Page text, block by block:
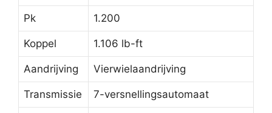
Pk 1.200
Koppel 1.106 lb-ft
Aandrijving Vierwielaandrijving
Transmissie 7-versnellingsautomaat